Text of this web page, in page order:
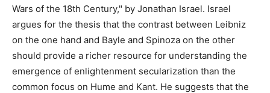
Wars of the 18th Century," by Jonathan Israel. Israel
argues for the thesis that the contrast between Leibniz
on the one hand and Bayle and Spinoza on the other
should provide a richer resource for understanding the
emergence of enlightenment secularization than the
common focus on Hume and Kant. He suggests that the